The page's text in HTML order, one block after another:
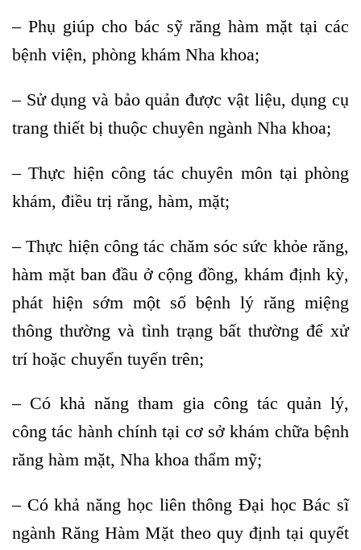
– Phụ giúp cho bác sỹ răng hàm mặt tại các
bệnh viện, phòng khám Nha khoa;
– Sử dụng và bảo quản được vật liệu, dụng cụ
trang thiết bị thuộc chuyên ngành Nha khoa;
– Thực hiện công tác chuyên môn tại phòng
khám, điều trị răng, hàm, mặt;
– Thực hiện công tác chăm sóc sức khỏe răng,
hàm mặt ban đầu ở cộng đồng, khám định kỳ,
phát hiện sớm một số bệnh lý răng miệng
thông thường và tình trạng bất thường để xử
trí hoặc chuyển tuyến trên;
– Có khả năng tham gia công tác quản lý,
công tác hành chính tại cơ sở khám chữa bệnh
răng hàm mặt, Nha khoa thẩm mỹ;
– Có khả năng học liên thông Đại học Bác sĩ
ngành Răng Hàm Mặt theo quy định tại quyết